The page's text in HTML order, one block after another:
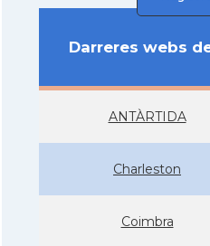
Darreres webs
ANTÀRTIDA
Charleston
Coimbra